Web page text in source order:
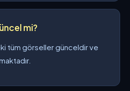
mi?
tüm görseller günceldir ve